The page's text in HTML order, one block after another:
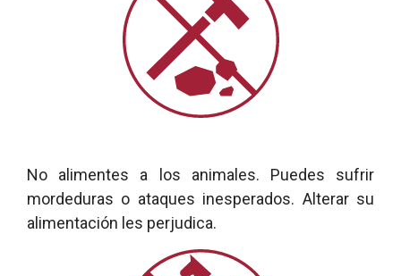
No alimentes a los animales. Puedes sufrir
mordeduras o ataques inesperados. Alterar su
alimentación les perjudica.